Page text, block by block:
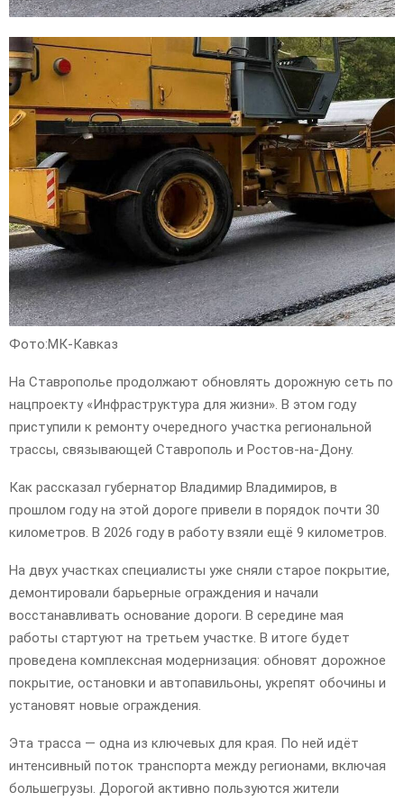
Фото:МК-Кавказ
На Ставрополье продолжают обновлять дорожную сеть по
нацпроекту «Инфраструктура для жизни». В этом году
приступили к ремонту очередного участка региональной
трассы, связывающей Ставрополь и Ростов-на-Дону.
Как рассказал губернатор Владимир Владимиров, в
прошлом году на этой дороге привели в порядок почти 30
километров. В 2026 году в работу взяли ещё 9 километров.
На двух участках специалисты уже сняли старое покрытие,
демонтировали барьерные ограждения и начали
восстанавливать основание дороги. В середине мая
работы стартуют на третьем участке. В итоге будет
проведена комплексная модернизация: обновят дорожное
покрытие, остановки и автопавильоны, укрепят обочины и
установят новые ограждения.
Эта трасса — одна из ключевых для края. По ней идёт
интенсивный поток транспорта между регионами, включая
большегрузы. Дорогой активно пользуются жители